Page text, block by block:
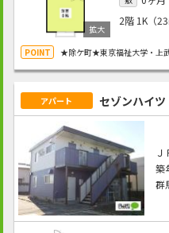
2階 1K（
★除ケ町★東京福祉大学・上
アパート セゾンハイツ
Ｊ
築
群